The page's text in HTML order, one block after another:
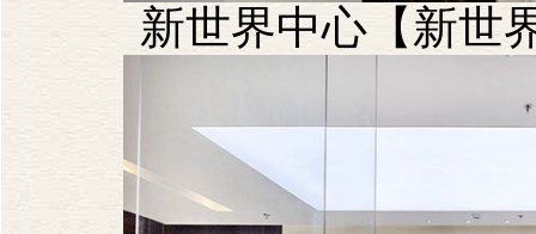
新世界中心【新世